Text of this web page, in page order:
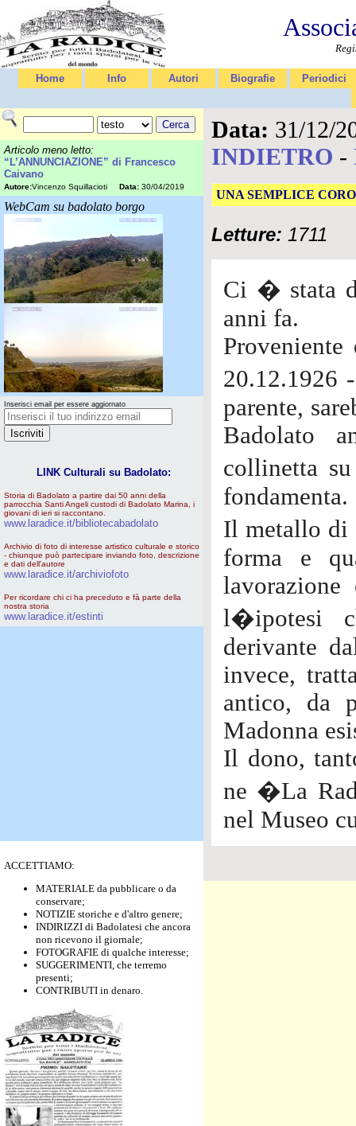
Home Info Autori Biografie Periodici
Articolo meno letto:
“L’ANNUNCIAZIONE” di Francesco
Caivano
Autore:Vincenzo Squillacioti Data: 30/04/2019
WebCam su badolato borgo
Inserisci email per essere aggiornato
LINK Culturali su Badolato:
Storia di Badolato a partire dai 50 anni della
parrocchia Santi Angeli custodi di Badolato Marina, i
giovani di ieri si raccontano.
www.laradice.it/bibliotecabadolato
Archivio di foto di interesse artistico culturale e storico
- chiunque può partecipare inviando foto, descrizione
e dati dell'autore
www.laradice.it/archiviofoto
Per ricordare chi ci ha preceduto e fà parte della
nostra storia
www.laradice.it/estinti
ACCETTIAMO:
MATERIALE da pubblicare o da
conservare;
NOTIZIE storiche e d'altro genere;
INDIRIZZI di Badolatesi che ancora
non ricevono il giornale;
FOTOGRAFIE di qualche interesse;
SUGGERIMENTI, che terremo
presenti;
CONTRIBUTI in denaro.
Data: 31/12/
INDIETRO -
UNA SEMPLICE
Letture: 1711
Ci � stata
anni fa.
20.12.1926
parente,
Badolato
collinetta
fondamenta.
Il metallo di
forma e
lavorazione
l�ipotesi
derivante
invece,
antico, da
Madonna
Il dono,
ne �La
nel Museo